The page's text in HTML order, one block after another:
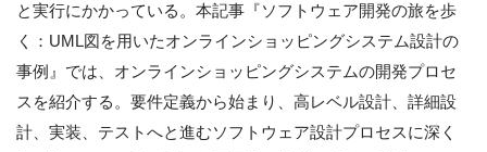
と実行にかかっている。本記事『ソフトウェア開発の旅を歩
く：UML図を用いたオンラインショッピングシステム設計の
事例』では、オンラインショッピングシステムの開発プロセ
スを紹介する。要件定義から始まり、高レベル設計、詳細設
計、実装、テストへと進むソフトウェア設計プロセスに深く